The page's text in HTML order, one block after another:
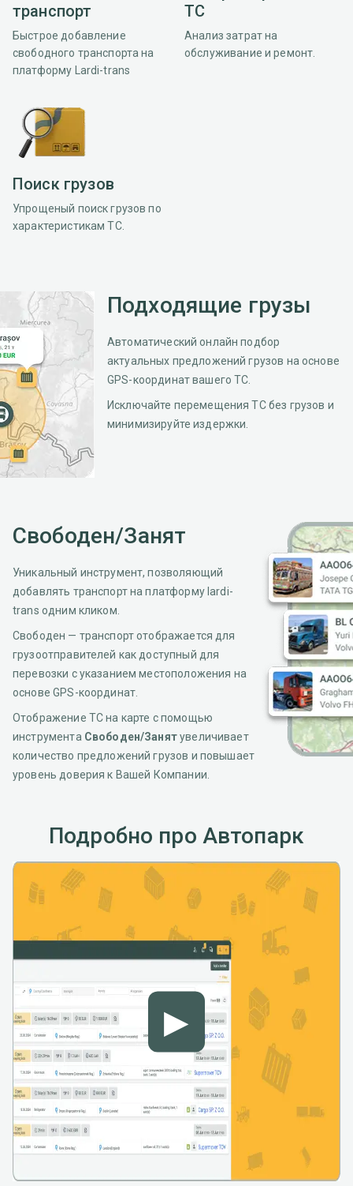
транспорт
Быстрое добавление
свободного транспорта на
платформу Lardi-trans
ТС
Анализ затрат на
обслуживание и ремонт.
Поиск грузов
Упрощеный поиск грузов по
характеристикам ТС.
Подходящие грузы
Автоматический онлайн подбор
актуальных предложений грузов на основе
GPS-координат вашего ТС.
Исключайте перемещения ТС без грузов и
минимизируйте издержки.
Свободен/Занят
Уникальный инструмент, позволяющий
добавлять транспорт на платформу lardi-
trans одним кликом.
Свободен — транспорт отображается для
грузоотправителей как доступный для
перевозки с указанием местоположения на
основе GPS-координат.
Отображение ТС на карте с помощью
инструмента Свободен/Занятувеличивает
количество предложений грузов и повышает
уровень доверия к Вашей Компании.
Подробно про Автопарк
▶